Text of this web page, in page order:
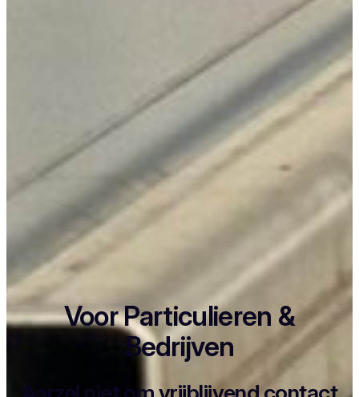
Voor Particulieren &
Bedrijven